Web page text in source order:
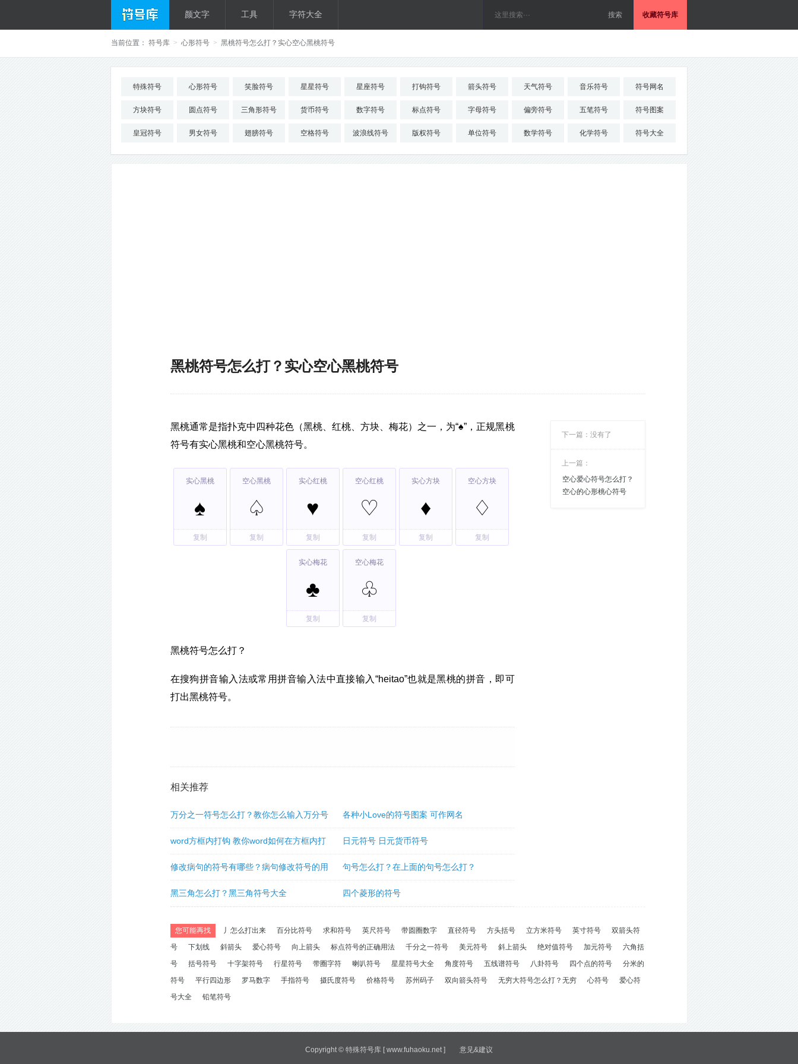
颜文字 工具 字符大全 收藏符号库
当前位置： 符号库 > 心形符号 > 黑桃符号怎么打？实心空心黑桃符号
特殊符号 心形符号 笑脸符号 星星符号 星座符号 打钩符号 箭头符号 天气符号 音乐符号 符号网名
方块符号 圆点符号 三角形符号 货币符号 数字符号 标点符号 字母符号 偏旁符号 五笔符号 符号图案
皇冠符号 男女符号 翅膀符号 空格符号 波浪线符号 版权符号 单位符号 数学符号 化学符号 符号大全
黑桃符号怎么打？实心空心黑桃符号
黑桃通常是指扑克中四种花色（黑桃、红桃、方块、梅花）之一，为“♠”，正规黑桃
符号有实心黑桃和空心黑桃符号。
实心黑桃
♠
复制
空心黑桃
♤
复制
实心红桃
♥
复制
空心红桃
♡
复制
实心方块
♦
复制
空心方块
♢
复制
实心梅花
♣
复制
空心梅花
♧
复制
黑桃符号怎么打？
在搜狗拼音输入法或常用拼音输入法中直接输入“heitao”也就是黑桃的拼音，即可
打出黑桃符号。
相关推荐
万分之一符号怎么打？教你怎么输入万分号 各种小Love的符号图案 可作网名
word方框内打钩 教你word如何在方框内打
钩号的方法
日元符号 日元货币符号
修改病句的符号有哪些？病句修改符号的用
法及画法大全
句号怎么打？在上面的句号怎么打？
黑三角怎么打？黑三角符号大全 四个菱形的符号
下一篇：没有了
上一篇：
空心爱心符号怎么打？
空心的心形桃心符号
您可能再找 丿怎么打出来 百分比符号 求和符号 英尺符号 带圆圈数字 直径符号 方头括号 立方米符号 英寸符号
双箭头符
号
下划线 斜箭头 爱心符号 向上箭头 标点符号的正确用法 千分之一符号 美元符号 斜上箭头 绝对值符号 加元符号
六角括
号
括号符号 十字架符号 行星符号 带圈字符 喇叭符号 星星符号大全 角度符号 五线谱符号 八卦符号 四个点的符号
分米的
符号
平行四边形 罗马数字 手指符号 摄氏度符号 价格符号 苏州码子 双向箭头符号 无穷大符号怎么打？无穷 心符号
爱心符
号大全
铅笔符号
Copyright © 特殊符号库 [ www.fuhaoku.net ] 意见&建议